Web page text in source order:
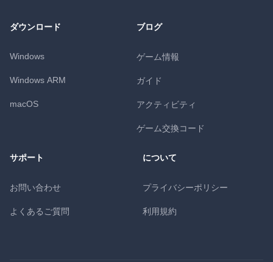
ダウンロード
Windows
Windows ARM
macOS
ブログ
ゲーム情報
ガイド
アクティビティ
ゲーム交換コード
サポート
お問い合わせ
よくあるご質問
について
プライバシーポリシー
利用規約